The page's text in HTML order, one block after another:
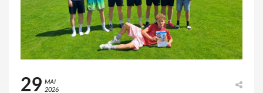
29 MAI
2026